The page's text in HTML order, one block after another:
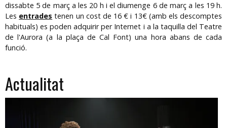
dissabte 5 de març a les 20 h i el diumenge 6 de març a les 19 h.
Les entrades tenen un cost de 16 € i 13€ (amb els descomptes
habituals) es poden adquirir per Internet i a la taquilla del Teatre
de l'Aurora (a la plaça de Cal Font) una hora abans de cada
funció.
Actualitat